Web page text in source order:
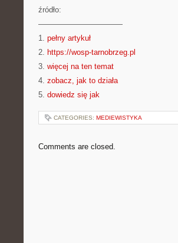
źródło:
———————————
1. pełny artykuł
2. https://wosp-tarnobrzeg.pl
3. więcej na ten temat
4. zobacz, jak to działa
5. dowiedz się jak
CATEGORIES: MEDIEWISTYKA
Comments are closed.